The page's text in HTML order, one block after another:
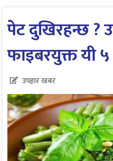
पेट दुखिरहन्छ ?
फाइबरयुक्त यी
उपहार खबर